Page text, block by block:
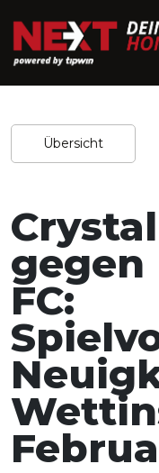
Home/Experten-Tipps
Redaktion /
Teilen
Übersicht
FC: